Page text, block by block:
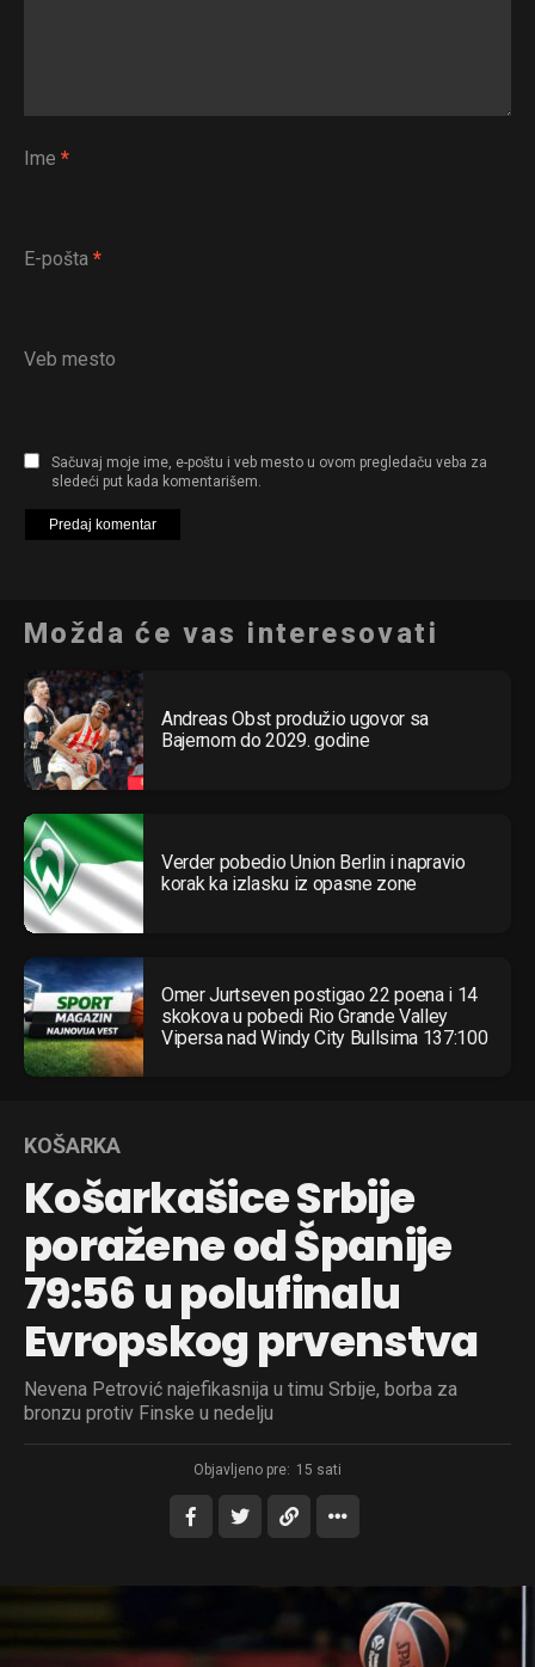
Ime *
E-pošta *
Veb mesto
Sačuvaj moje ime, e-poštu i veb mesto u ovom pregledaču veba za
sledeći put kada komentarišem.
Možda će vas interesovati
Andreas Obst produžio ugovor sa
Bajernom do 2029. godine
Verder pobedio Union Berlin i napravio
korak ka izlasku iz opasne zone
Omer Jurtseven postigao 22 poena i 14
skokova u pobedi Rio Grande Valley
Vipersa nad Windy City Bullsima 137:100
KOŠARKA
Košarkašice Srbije
poražene od Španije
79:56 u polufinalu
Evropskog prvenstva
Nevena Petrović najefikasnija u timu Srbije, borba za
bronzu protiv Finske u nedelju
Objavljeno pre: 15 sati